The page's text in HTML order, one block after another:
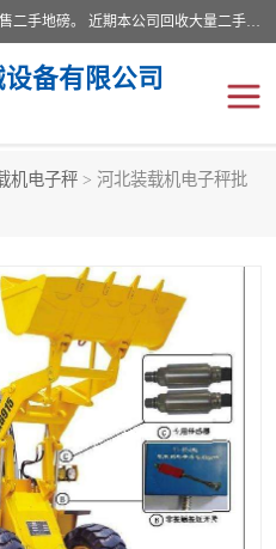
本公司常年出售回收二手地磅，回收出售二手地磅。 近期本公司回收大量二手地磅，型号齐全，宽度从2米到3.5米，长度5米到25米，承重吨位从10到200吨，成色7—9成新。 ? 使用年限6个月至2年，产品来源于个人闲置品，工矿企业停用品，因小换大而来。 精准度和新的一样， 二手地磅是内行人的选择，打个电话就省钱朋友您好等什么
备有限公司
机电子秤 > 河北装载机电子秤批
废纸打包机
输送机
全自动输送机
食品螺旋塔